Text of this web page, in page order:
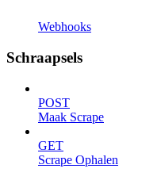
Webhooks
Schraapsels
POST
Maak Scrape
GET
Scrape Ophalen